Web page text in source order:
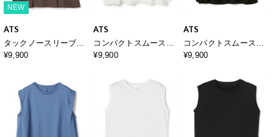
NEW
ATS
タックノースリーブカ
ットソー
¥9,900
ATS
コンパクトスムースレ
イヤープルオーバー
¥9,900
ATS
コンパクトスムースレ
イヤープルオーバー
¥9,900